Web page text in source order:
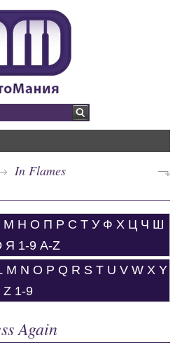
In Flames
М Н О П Р С Т У Ф Х Ц Ч Ш
Я 1-9 A-Z
M N O P Q R S T U V W X Y
Z 1-9
Again